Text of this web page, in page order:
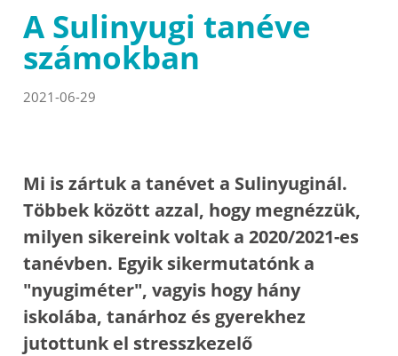
A Sulinyugi tanéve
számokban
2021-06-29
Mi is zártuk a tanévet a Sulinyuginál.
Többek között azzal, hogy megnézzük,
milyen sikereink voltak a 2020/2021-es
tanévben. Egyik sikermutatónk a
"nyugiméter", vagyis hogy hány
iskolába, tanárhoz és gyerekhez
jutottunk el stresszkezelő